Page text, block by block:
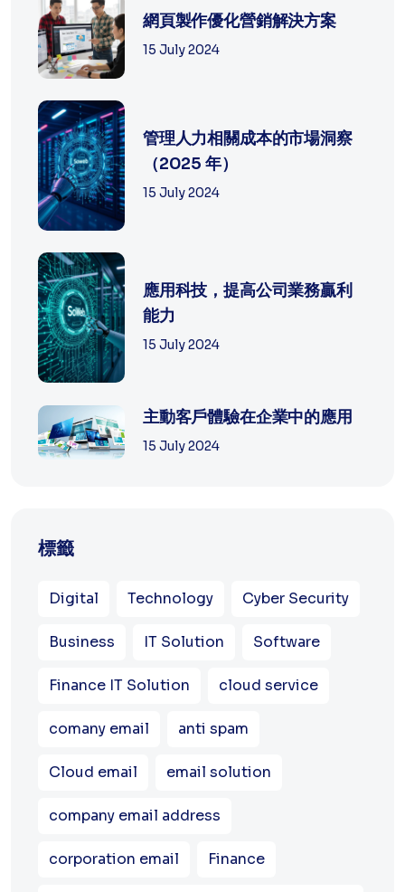
網頁製作優化營銷解決方案
15 July 2024
管理人力相關成本的市場洞察
（2025 年）
15 July 2024
應用科技，提高公司業務贏利
能力
15 July 2024
主動客戶體驗在企業中的應用
15 July 2024
標籤
Digital Technology Cyber Security
Business IT Solution Software
Finance IT Solution cloud service
comany email anti spam
Cloud email email solution
company email address
corporation email Finance